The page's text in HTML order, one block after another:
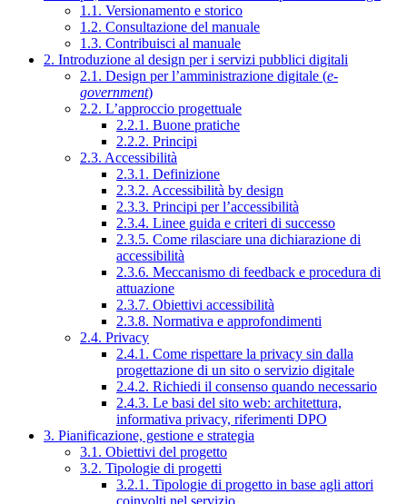
1.1. Versionamento e storico
1.2. Consultazione del manuale
1.3. Contribuisci al manuale
2. Introduzione al design per i servizi pubblici digitali
2.1. Design per l’amministrazione digitale (e-
government)
2.2. L’approccio progettuale
2.2.1. Buone pratiche
2.2.2. Principi
2.3. Accessibilità
2.3.1. Definizione
2.3.2. Accessibilità by design
2.3.3. Principi per l’accessibilità
2.3.4. Linee guida e criteri di successo
2.3.5. Come rilasciare una dichiarazione di
accessibilità
2.3.6. Meccanismo di feedback e procedura di
attuazione
2.3.7. Obiettivi accessibilità
2.3.8. Normativa e approfondimenti
2.4. Privacy
2.4.1. Come rispettare la privacy sin dalla
progettazione di un sito o servizio digitale
2.4.2. Richiedi il consenso quando necessario
2.4.3. Le basi del sito web: architettura,
informativa privacy, riferimenti DPO
3. Pianificazione, gestione e strategia
3.1. Obiettivi del progetto
3.2. Tipologie di progetti
3.2.1. Tipologie di progetto in base agli attori
coinvolti nel servizio